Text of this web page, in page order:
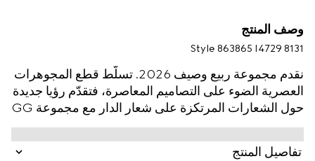
وصف المنتج
Style ‎863865 I4729 8131
نقدم مجموعة ربيع وصيف 2026. تسلّط قطع المجوهرات
العصرية الضوء على التصاميم المعاصرة، فتقدّم رؤيا جديدة
حول الشعارات المرتكزة على شعار الدار مع مجموعة GG
Marmont. يظهر هذا التصميم في الإطلالتَين "La V.I.P.‎"
و"La Cattiva" من مجموعة La Famiglia.
تفاصيل المنتج